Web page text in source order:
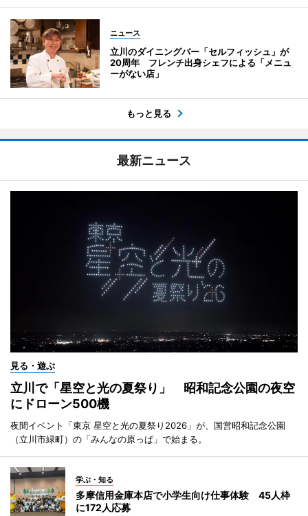
ニュース
立川のダイニングバー「セルフィッシュ」が
20周年 フレンチ出身シェフによる「メニュ
ーがない店」
もっと見る
最新ニュース
見る・遊ぶ
立川で「星空と光の夏祭り」 昭和記念公園の夜空
にドローン500機
夜間イベント「東京 星空と光の夏祭り2026」が、国営昭和記念公園
（立川市緑町）の「みんなの原っぱ」で始まる。
学ぶ・知る
多摩信用金庫本店で小学生向け仕事体験 45人枠
に172人応募